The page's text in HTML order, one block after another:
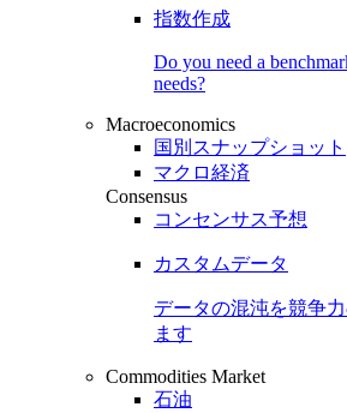
指数作成
Do you need a
needs?
Macroeconomics
国別スナップショット
マクロ経済
Consensus
コンセンサス予想
カスタムデータ
データの混沌を競争
ます
Commodities Market
石油